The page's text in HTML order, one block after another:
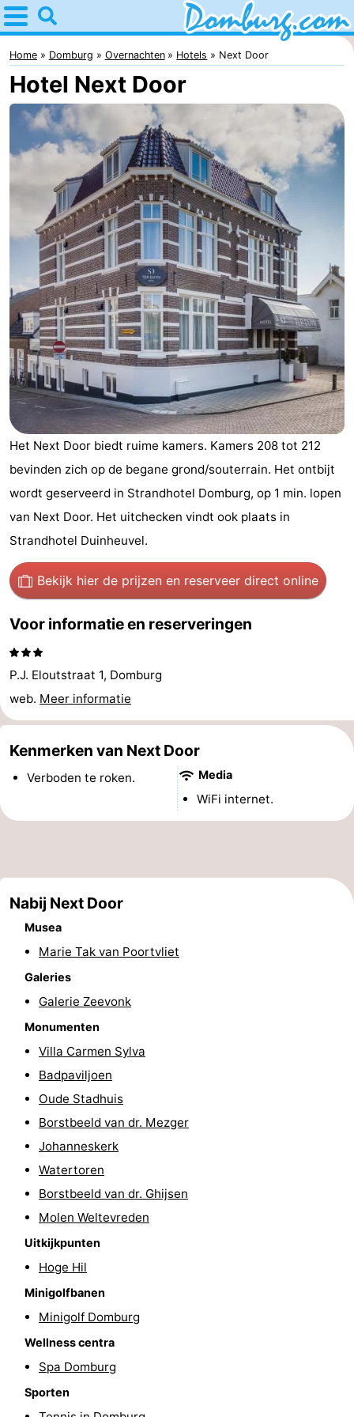
Home
Domburg
Tips
Voor
kinderen
Webcam
Webcam
Webcam
Strand
Overnachten
Appartementen
-
Park
Loverendale
-
Résidence
Wijngaerde
Bed
(&
Campings
Vakantiehuizen
Buitenhof
Domburg
-
Hof
Domburg
-
Westhove
Last
minutes
Strand
Zien
Molens
-
Vuurtorens
Uitkijkpunten
Attracties
Speeltuinen
Binnenspeeltuinen
Bowlen
Minigolfbanen
Wellness
centra
Dorpen
Steden
Natuur
Rondleidingen
Sporten
Zwembaden
Home Domburg Overnachten Hotels Next Door
Hotel Next Door
Het Next Door biedt ruime kamers. Kamers 208 tot 212
bevinden zich op de begane grond/souterrain. Het ontbijt
wordt geserveerd in Strandhotel Domburg, op 1 min. lopen
van Next Door. Het uitchecken vindt ook plaats in
Strandhotel Duinheuvel.
Bekijk hier de prijzen en reserveer direct online
Voor informatie en reserveringen
P.J. Eloutstraat 1, Domburg
web. Meer informatie
Kenmerken van Next Door
Verboden te roken. Media
WiFi internet.
Nabij Next Door
Musea
Marie Tak van Poortvliet
Galeries
Galerie Zeevonk
Monumenten
Villa Carmen Sylva
Badpaviljoen
Oude Stadhuis
Borstbeeld van dr. Mezger
Johanneskerk
Watertoren
Borstbeeld van dr. Ghijsen
Molen Weltevreden
Uitkijkpunten
Hoge Hil
Minigolfbanen
Minigolf Domburg
Wellness centra
Spa Domburg
Sporten